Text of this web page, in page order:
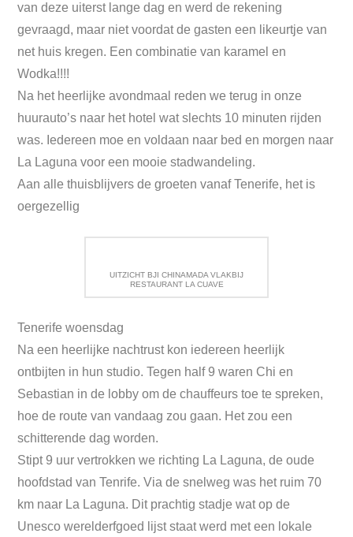
van deze uiterst lange dag en werd de rekening
gevraagd, maar niet voordat de gasten een likeurtje van
net huis kregen. Een combinatie van karamel en
Wodka!!!!
Na het heerlijke avondmaal reden we terug in onze
huurauto’s naar het hotel wat slechts 10 minuten rijden
was. Iedereen moe en voldaan naar bed en morgen naar
La Laguna voor een mooie stadwandeling.
Aan alle thuisblijvers de groeten vanaf Tenerife, het is
oergezellig
UITZICHT BJI CHINAMADA VLAKBIJ
RESTAURANT LA CUAVE
Tenerife woensdag
Na een heerlijke nachtrust kon iedereen heerlijk
ontbijten in hun studio. Tegen half 9 waren Chi en
Sebastian in de lobby om de chauffeurs toe te spreken,
hoe de route van vandaag zou gaan. Het zou een
schitterende dag worden.
Stipt 9 uur vertrokken we richting La Laguna, de oude
hoofdstad van Tenrife. Via de snelweg was het ruim 70
km naar La Laguna. Dit prachtig stadje wat op de
Unesco werelderfgoed lijst staat werd met een lokale